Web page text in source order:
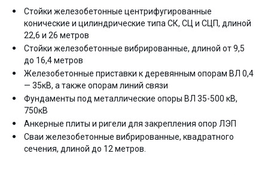
Стойки железобетонные центрифугированные
конические и цилиндрические типа СК, СЦ и СЦП, длиной
22,6 и 26 метров
Стойки железобетонные вибрированные, длиной от 9,5
до 16,4 метров
Железобетонные приставки к деревянным опорам ВЛ 0,4
— 35кВ, а также опорам линий связи
Фундаменты под металлические опоры ВЛ 35-500 кВ,
750кВ
Анкерные плиты и ригели для закрепления опор ЛЭП
Сваи железобетонные вибрированные, квадратного
сечения, длиной до 12 метров.